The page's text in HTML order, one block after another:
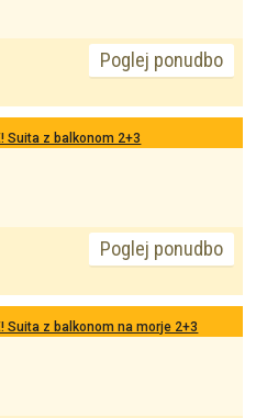
Poglej ponudbo
Suita z balkonom 2+3
Poglej ponudbo
Suita z balkonom na morje 2+3